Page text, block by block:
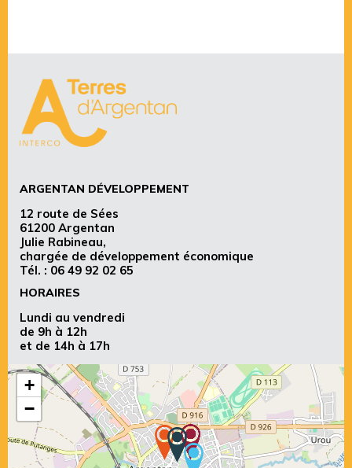
ARGENTAN DÉVELOPPEMENT
12 route de Sées
61200 Argentan
Julie Rabineau,
chargée de développement économique
Tél. : 06 49 92 02 65
HORAIRES
Lundi au vendredi
de 9h à 12h
et de 14h à 17h
+
−